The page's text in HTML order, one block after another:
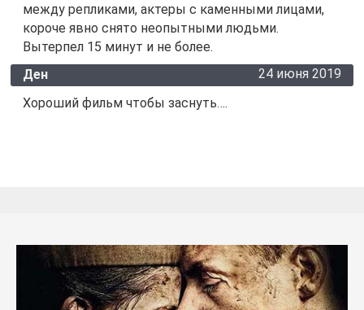
между репликами, актеры с каменными лицами,
короче явно снято неопытными людьми.
Вытерпел 15 минут и не более.
Ден
24 июня 2019
Хороший фильм чтобы заснуть….